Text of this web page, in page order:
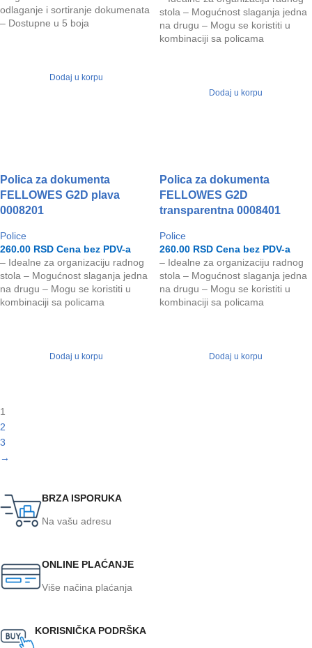
odlaganje i sortiranje dokumenata
– Dostupne u 5 boja
Dodaj u korpu
stola – Mogućnost slaganja jedna
na drugu – Mogu se koristiti u
kombinaciji sa policama
Dodaj u korpu
Polica za dokumenta
FELLOWES G2D plava
0008201
Police
260.00 RSD Cena bez PDV-a
– Idealne za organizaciju radnog
stola – Mogućnost slaganja jedna
na drugu – Mogu se koristiti u
kombinaciji sa policama
Dodaj u korpu
Polica za dokumenta
FELLOWES G2D
transparentna 0008401
Police
260.00 RSD Cena bez PDV-a
– Idealne za organizaciju radnog
stola – Mogućnost slaganja jedna
na drugu – Mogu se koristiti u
kombinaciji sa policama
Dodaj u korpu
1
2
3
→
BRZA ISPORUKA
Na vašu adresu
ONLINE PLAĆANJE
Više načina plaćanja
KORISNIČKA PODRŠKA